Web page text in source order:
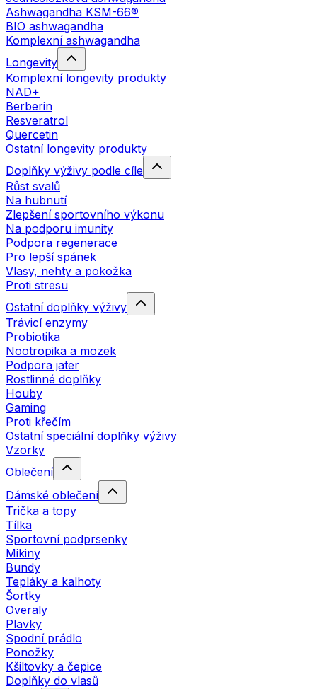
Ashwagandha KSM-66®
BIO ashwagandha
Komplexní ashwagandha
Longevity
Komplexní longevity produkty
NAD+
Berberin
Resveratrol
Quercetin
Ostatní longevity produkty
Doplňky výživy podle cíle
Růst svalů
Na hubnutí
Zlepšení sportovního výkonu
Na podporu imunity
Podpora regenerace
Pro lepší spánek
Vlasy, nehty a pokožka
Proti stresu
Ostatní doplňky výživy
Trávicí enzymy
Probiotika
Nootropika a mozek
Podpora jater
Rostlinné doplňky
Houby
Gaming
Proti křečím
Ostatní speciální doplňky výživy
Vzorky
Oblečení
Dámské oblečení
Trička a topy
Tílka
Sportovní podprsenky
Mikiny
Bundy
Tepláky a kalhoty
Šortky
Overaly
Plavky
Spodní prádlo
Ponožky
Kšiltovky a čepice
Doplňky do vlasů